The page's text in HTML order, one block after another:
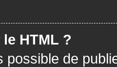
HTML ?
possible de